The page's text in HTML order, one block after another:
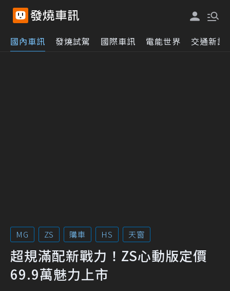
國內車訊 發燒試駕 國際車訊 電能世界 交通新訊
MG ZS 購車 HS 天窗
超規滿配新戰力！ZS心動版定價
69.9萬魅力上市